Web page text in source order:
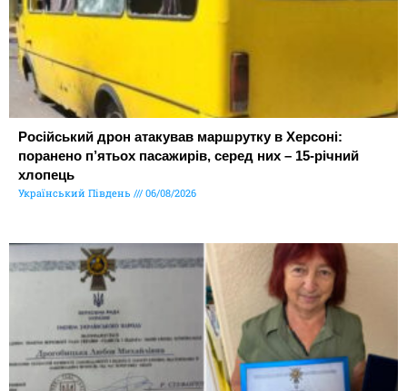
Російський дрон атакував маршрутку в Херсоні:
поранено п’ятьох пасажирів, серед них – 15-річний
хлопець
Український Південь 06/08/2026